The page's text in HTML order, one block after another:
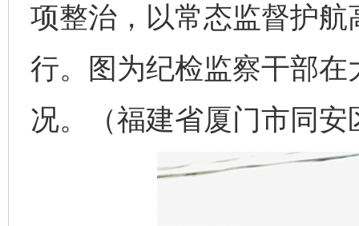
项整治，以常态监督护
行。图为纪检监察干部
况。（福建省厦门市同